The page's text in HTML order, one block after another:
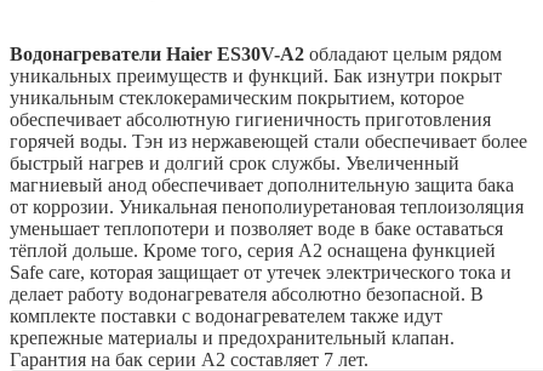
Водонагреватели Haier ES30V-A2 обладают целым рядом
уникальных преимуществ и функций. Бак изнутри покрыт
уникальным стеклокерамическим покрытием, которое
обеспечивает абсолютную гигиеничность приготовления
горячей воды. Тэн из нержавеющей стали обеспечивает более
быстрый нагрев и долгий срок службы. Увеличенный
магниевый анод обеспечивает дополнительную защита бака
от коррозии. Уникальная пенополиуретановая теплоизоляция
уменьшает теплопотери и позволяет воде в баке оставаться
тёплой дольше. Кроме того, серия A2 оснащена функцией
Safe care, которая защищает от утечек электрического тока и
делает работу водонагревателя абсолютно безопасной. В
комплекте поставки с водонагревателем также идут
крепежные материалы и предохранительный клапан.
Гарантия на бак серии A2 составляет 7 лет.